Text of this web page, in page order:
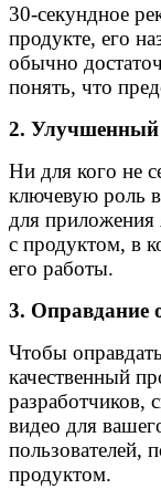
30-секундное
продукте, его
обычно
понять, что
2. Улучшенный
Ни для кого не
ключевую роль
для приложения
с продуктом, в
его работы.
3. Оправдание
Чтобы
качественный
разработчиков,
видео для
пользователей,
продуктом.